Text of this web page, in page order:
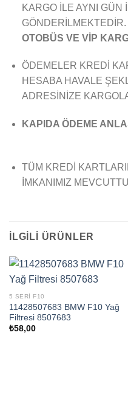
KARGO İLE AYNI GÜN
GÖNDERİLMEKTEDİR.
OTOBÜS VE VİP
ÖDEMELER KREDİ
HESABA HAVALE
ADRESİNİZE
KAPIDA ÖDEME
TÜM KREDİ
İMKANIMIZ
İLGILI ÜRÜNLER
5 SERI F10
11428507683 BMW F10 Yağ
Filtresi 8507683
₺58,00